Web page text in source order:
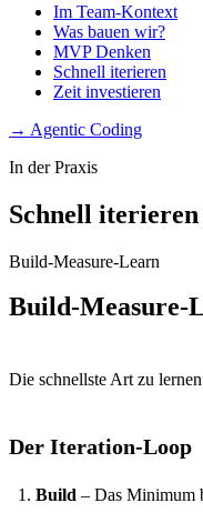
Im Team-Kontext
Was bauen wir?
MVP Denken
Schnell iterieren
Zeit investieren
→ Agentic Coding
In der Praxis
Schnell iterieren
Build-Measure-Learn
Build-Measure-
Die schnellste Art zu
Der Iteration-Loop
Build – Das Minimum